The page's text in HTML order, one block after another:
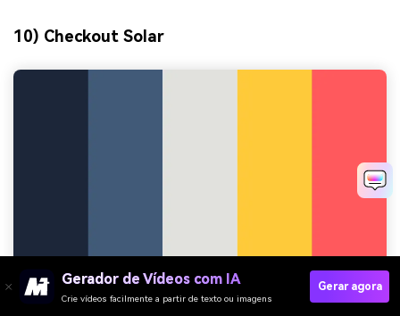
10) Checkout Solar
Gerador de Vídeos com IA
Crie vídeos facilmente a partir de texto ou imagens
Gerar agora